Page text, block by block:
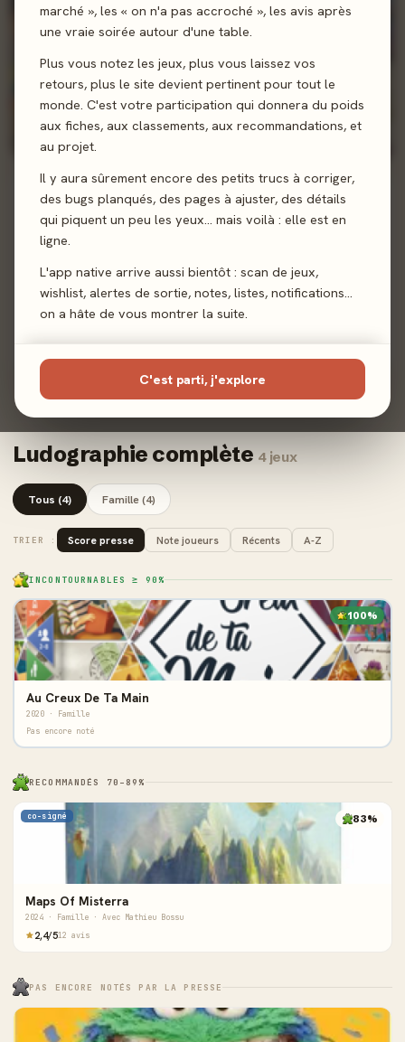
marché », les « on n'a pas accroché », les avis après
une vraie soirée autour d'une table.
Plus vous notez les jeux, plus vous laissez vos
retours, plus le site devient pertinent pour tout le
monde. C'est votre participation qui donnera du poids
aux fiches, aux classements, aux recommandations, et
au projet.
Il y aura sûrement encore des petits trucs à corriger,
des bugs planqués, des pages à ajuster, des détails
qui piquent un peu les yeux… mais voilà : elle est en
ligne.
L'app native arrive aussi bientôt : scan de jeux,
wishlist, alertes de sortie, notes, listes, notifications…
on a hâte de vous montrer la suite.
C'est parti, j'explore
2020 · FAMILLE · 2-8 J
Au Creux De Ta Main
83%
2024 · FAMILLE · 1-4 J
Maps Of Misterra
Ludographie complète 4 jeux
Tous (4) Famille (4)
TRIER : Score presse Note joueurs Récents A-Z
INCONTOURNABLES ≥ 90%
100%
Au Creux De Ta Main
2020 · Famille
Pas encore noté
RECOMMANDÉS 70–89%
co-signé 83%
Maps Of Misterra
2024 · Famille · Avec Mathieu Bossu
2,4/512 avis
PAS ENCORE NOTÉS PAR LA PRESSE